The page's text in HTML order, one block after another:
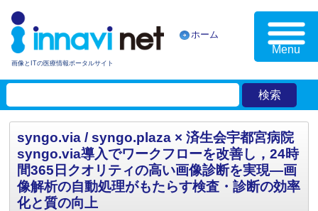
画像とITの医療情報ポータルサイト
ホーム
Menu
syngo.via / syngo.plaza × 済生会宇都宮病院
syngo.via導入でワークフローを改善し，24時
間365日クオリティの高い画像診断を実現—画
像解析の自動処理がもたらす検査・診断の効率
化と質の向上